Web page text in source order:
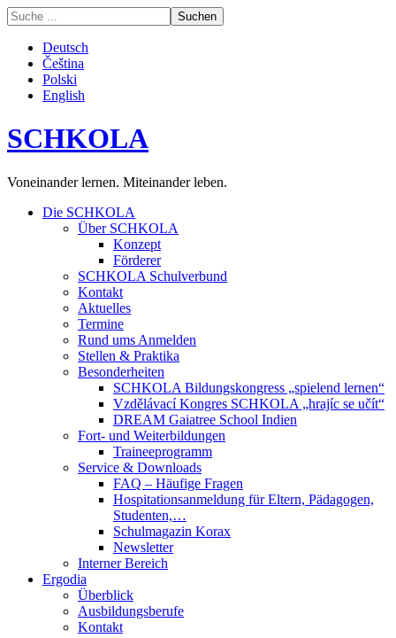
Deutsch
Čeština
Polski
English
SCHKOLA
Voneinander lernen. Miteinander leben.
Die SCHKOLA
Über SCHKOLA
Konzept
Förderer
SCHKOLA Schulverbund
Kontakt
Aktuelles
Termine
Rund ums Anmelden
Stellen & Praktika
Besonderheiten
SCHKOLA Bildungskongress „spielend lernen“
Vzdělávací Kongres SCHKOLA „hrajíc se učít“
DREAM Gaiatree School Indien
Fort- und Weiterbildungen
Traineeprogramm
Service & Downloads
FAQ – Häufige Fragen
Hospitationsanmeldung für Eltern, Pädagogen,
Studenten,…
Schulmagazin Korax
Newsletter
Interner Bereich
Ergodia
Überblick
Ausbildungsberufe
Kontakt